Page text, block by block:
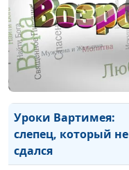
К чему приводит
тщеславие
Свобода и смирение
Уроки Вартимея:
слепец, который не
сдался